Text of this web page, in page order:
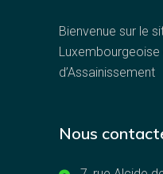
Bienvenue sur le
d’Assainissement
Nous